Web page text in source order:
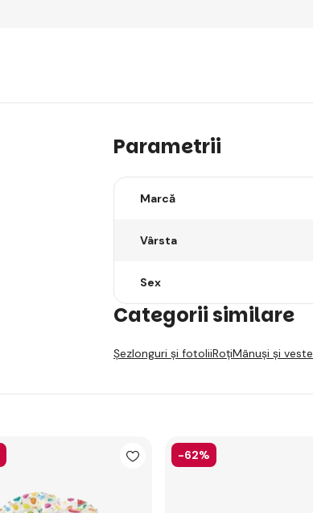
Parametrii
Marcă
Vârsta
Sex
Categorii similare
Șezlonguri și fotoliiRoțiMânuși și veste
-62%